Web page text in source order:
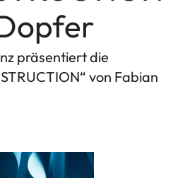
präsentiert die
von Fabian